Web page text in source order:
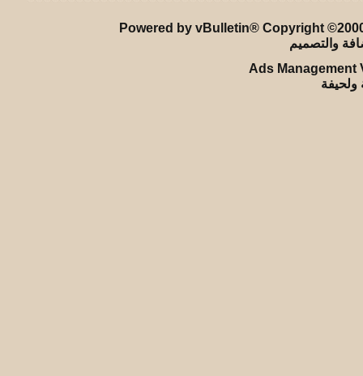
Powered by vBulletin® Copyright
Ads Management
ولحيفة